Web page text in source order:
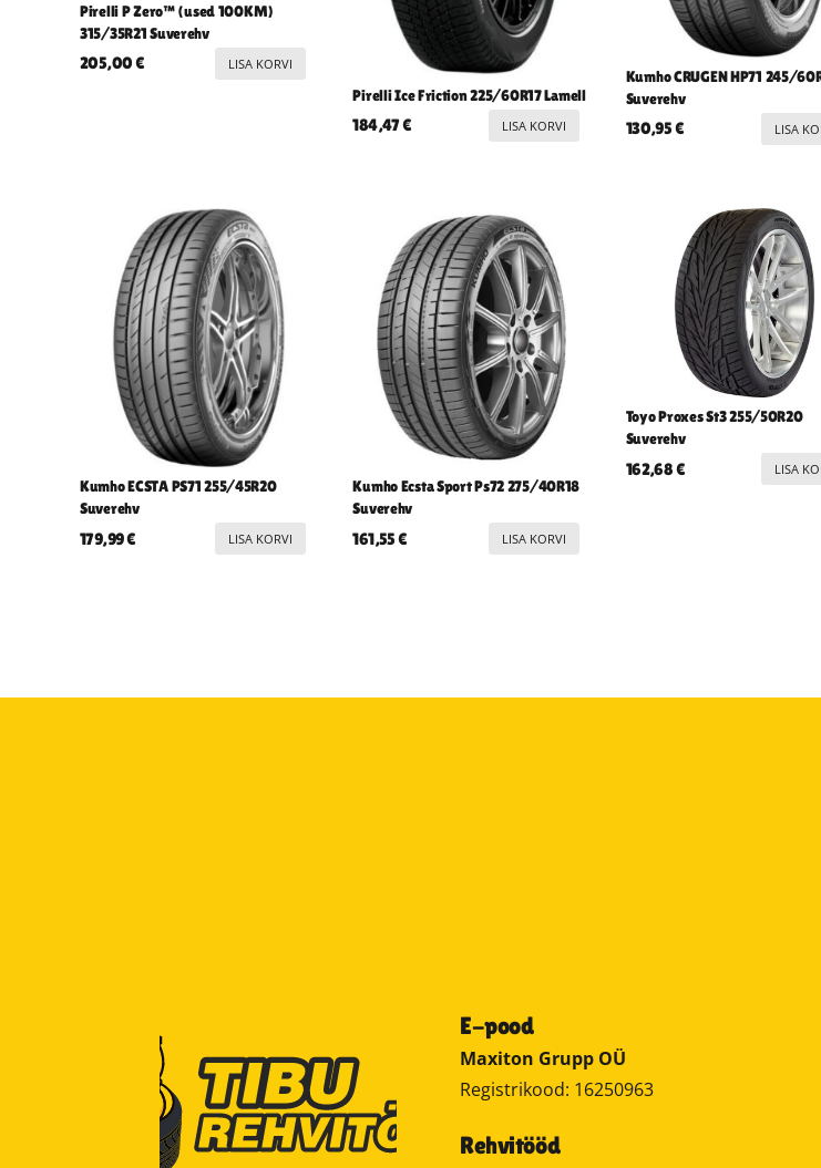
Pirelli P Zero™ (used 100KM)
315/35R21 Suverehv
205,00€ LISA KORVI
Pirelli Ice Friction 225/60R17 Lamell
184,47€ LISA KORVI
Kumho CRUGEN HP71 245/
Suverehv
130,95€ LISA
Kumho ECSTA PS71 255/45R20
Suverehv
179,99€ LISA KORVI
Kumho Ecsta Sport Ps72 275/40R18
Suverehv
161,55€ LISA KORVI
Toyo Proxes St3 255/50R20
Suverehv
162,68€ LISA
E-pood
Maxiton Grupp OÜ
Registrikood: 16250963
Rehvitööd